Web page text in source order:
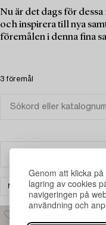
Genom att klicka
lagring av cookies
navigeringen på
användning och
Nu är det dags för
och inspirera till nya
föremålen i denna fina
3 föremål
MÖBLER SPEGLAR